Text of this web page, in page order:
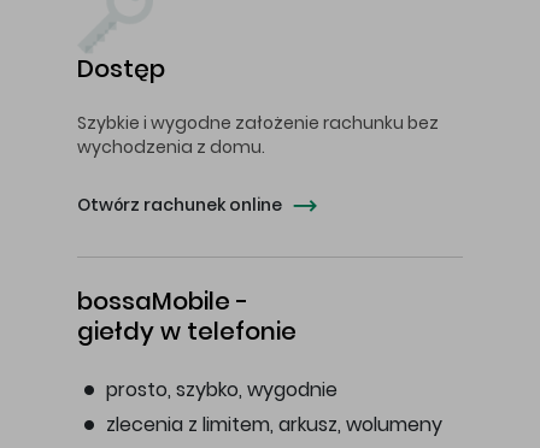
Dostęp
Szybkie i wygodne założenie rachunku bez
wychodzenia z domu.
Otwórz rachunek online
bossaMobile -
giełdy w telefonie
prosto, szybko, wygodnie
zlecenia z limitem, arkusz, wolumeny